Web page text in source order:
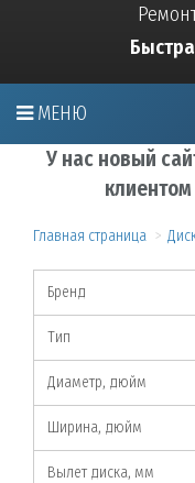
МЕНЮ
У нас новый
клиентом
Главная страница
Бренд
Тип
Диаметр, дюйм
Ширина, дюйм
Вылет диска, мм